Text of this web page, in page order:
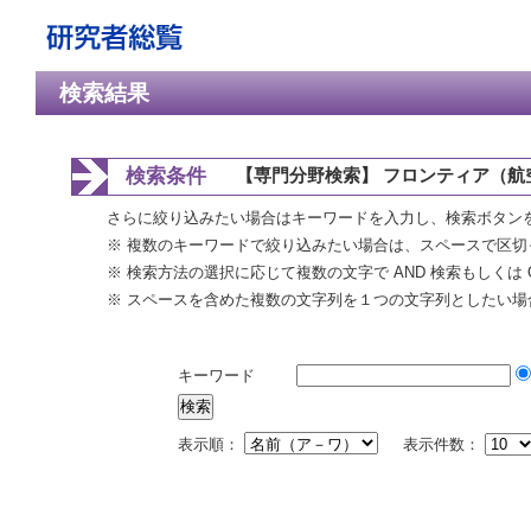
検索結果
検索条件 【専門分野検索】 フロンティア（
さらに絞り込みたい場合はキーワードを入力し、検索ボタ
※ 複数のキーワードで絞り込みたい場合は、スペースで区
※ 検索方法の選択に応じて複数の文字で AND 検索もしくは
※ スペースを含めた複数の文字列を１つの文字列としたい
キーワード
表示順： 表示件数：